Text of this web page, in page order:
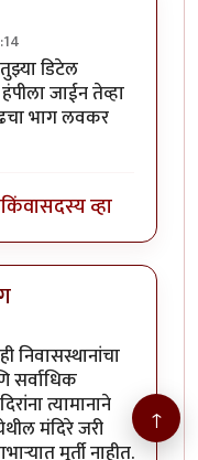
डिटेल
जाईन तेव्हा
भाग लवकर
किंवासदस्य व्हा
निवासस्थानांचा
सर्वाधिक
त्यामानाने
मंदिरे जरी
मूर्ती नाहीत.
↑